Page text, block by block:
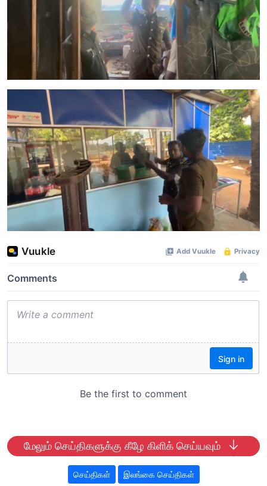
மேலும் செய்திகளுக்கு கீழே கிளிக் செய்யவும்
செய்திகள் இலங்கை செய்திகள்